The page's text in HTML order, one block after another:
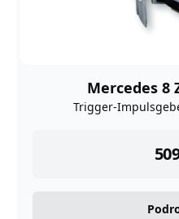
Mercedes 8
Trigger-